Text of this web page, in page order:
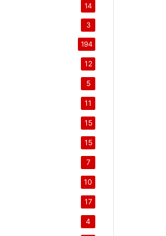
14
3
194
12
5
11
15
15
7
10
17
4